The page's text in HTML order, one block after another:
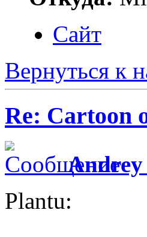
Сайт
Вернуться к
Re: Cartoon
Andrey
Plantu: